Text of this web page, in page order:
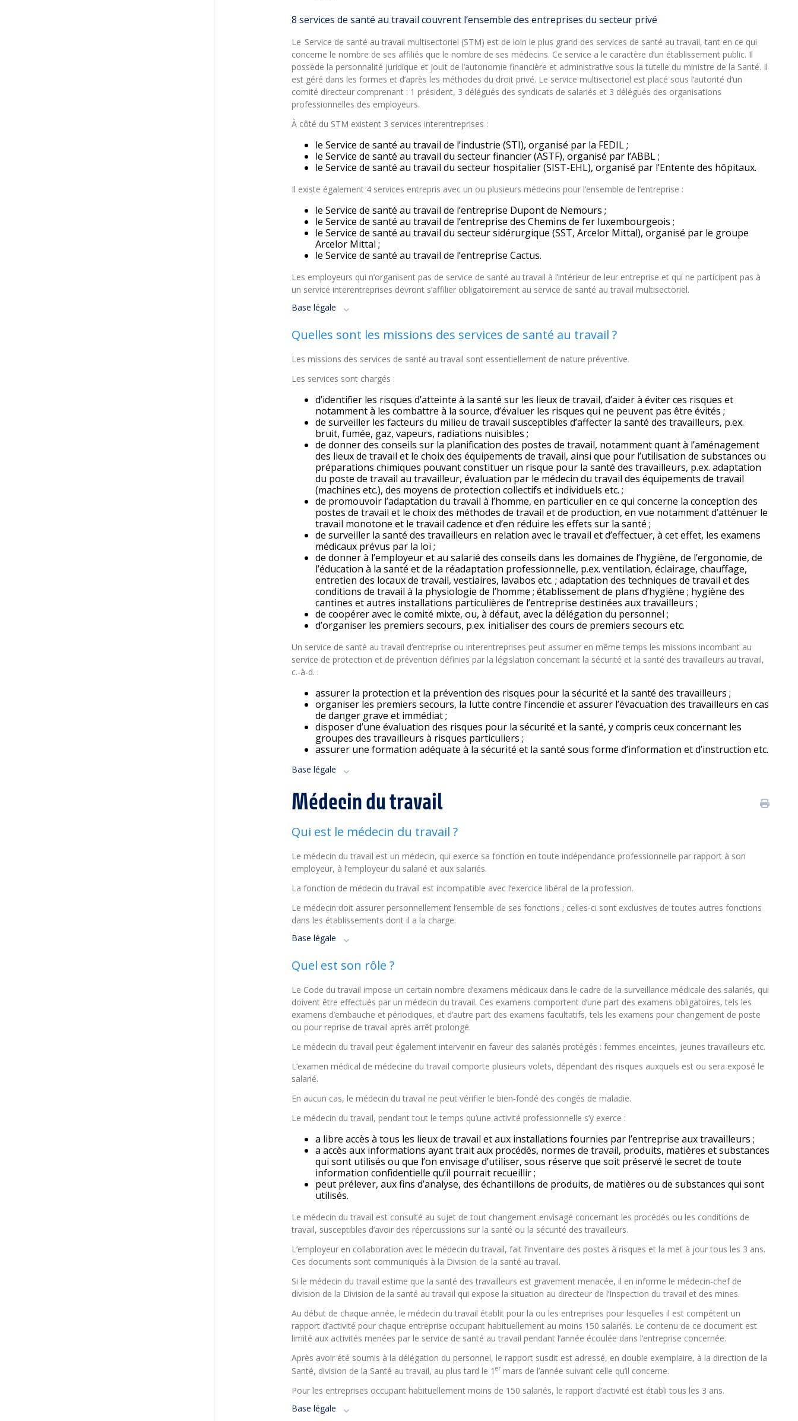
8 services de santé au travail couvrent l’ensemble des entreprises du secteur privé
Le Service de santé au travail multisectoriel (STM) est de loin le plus grand des services de santé au travail, tant en ce qui
concerne le nombre de ses affiliés que le nombre de ses médecins. Ce service a le caractère d’un établissement public. Il
possède la personnalité juridique et jouit de l’autonomie financière et administrative sous la tutelle du ministre de la Santé. Il
est géré dans les formes et d’après les méthodes du droit privé. Le service multisectoriel est placé sous l’autorité d’un
comité directeur comprenant : 1 président, 3 délégués des syndicats de salariés et 3 délégués des organisations
professionnelles des employeurs.
À côté du STM existent 3 services interentreprises :
le Service de santé au travail de l’industrie (STI), organisé par la FEDIL ;
le Service de santé au travail du secteur financier (ASTF), organisé par l’ABBL ;
le Service de santé au travail du secteur hospitalier (SIST-EHL), organisé par l’Entente des hôpitaux.
Il existe également 4 services entrepris avec un ou plusieurs médecins pour l’ensemble de l’entreprise :
le Service de santé au travail de l’entreprise Dupont de Nemours ;
le Service de santé au travail de l’entreprise des Chemins de fer luxembourgeois ;
le Service de santé au travail du secteur sidérurgique (SST, Arcelor Mittal), organisé par le groupe
Arcelor Mittal ;
le Service de santé au travail de l’entreprise Cactus.
Les employeurs qui n’organisent pas de service de santé au travail à l’intérieur de leur entreprise et qui ne participent pas à
un service interentreprises devront s’affilier obligatoirement au service de santé au travail multisectoriel.
Base légale
Quelles sont les missions des services de santé au travail ?
Les missions des services de santé au travail sont essentiellement de nature préventive.
Les services sont chargés :
d’identifier les risques d’atteinte à la santé sur les lieux de travail, d’aider à éviter ces risques et
notamment à les combattre à la source, d’évaluer les risques qui ne peuvent pas être évités ;
de surveiller les facteurs du milieu de travail susceptibles d’affecter la santé des travailleurs, p.ex.
bruit, fumée, gaz, vapeurs, radiations nuisibles ;
de donner des conseils sur la planification des postes de travail, notamment quant à l’aménagement
des lieux de travail et le choix des équipements de travail, ainsi que pour l’utilisation de substances ou
préparations chimiques pouvant constituer un risque pour la santé des travailleurs, p.ex. adaptation
du poste de travail au travailleur, évaluation par le médecin du travail des équipements de travail
(machines etc.), des moyens de protection collectifs et individuels etc. ;
de promouvoir l’adaptation du travail à l’homme, en particulier en ce qui concerne la conception des
postes de travail et le choix des méthodes de travail et de production, en vue notamment d’atténuer le
travail monotone et le travail cadence et d’en réduire les effets sur la santé ;
de surveiller la santé des travailleurs en relation avec le travail et d’effectuer, à cet effet, les examens
médicaux prévus par la loi ;
de donner à l’employeur et au salarié des conseils dans les domaines de l’hygiène, de l’ergonomie, de
l’éducation à la santé et de la réadaptation professionnelle, p.ex. ventilation, éclairage, chauffage,
entretien des locaux de travail, vestiaires, lavabos etc. ; adaptation des techniques de travail et des
conditions de travail à la physiologie de l’homme ; établissement de plans d’hygiène ; hygiène des
cantines et autres installations particulières de l’entreprise destinées aux travailleurs ;
de coopérer avec le comité mixte, ou, à défaut, avec la délégation du personnel ;
d’organiser les premiers secours, p.ex. initialiser des cours de premiers secours etc.
Un service de santé au travail d’entreprise ou interentreprises peut assumer en même temps les missions incombant au
service de protection et de prévention définies par la législation concernant la sécurité et la santé des travailleurs au travail,
c.-à-d. :
assurer la protection et la prévention des risques pour la sécurité et la santé des travailleurs ;
organiser les premiers secours, la lutte contre l’incendie et assurer l’évacuation des travailleurs en cas
de danger grave et immédiat ;
disposer d’une évaluation des risques pour la sécurité et la santé, y compris ceux concernant les
groupes des travailleurs à risques particuliers ;
assurer une formation adéquate à la sécurité et la santé sous forme d’information et d’instruction etc.
Base légale
Médecin du travail
Qui est le médecin du travail ?
Le médecin du travail est un médecin, qui exerce sa fonction en toute indépendance professionnelle par rapport à son
employeur, à l’employeur du salarié et aux salariés.
La fonction de médecin du travail est incompatible avec l’exercice libéral de la profession.
Le médecin doit assurer personnellement l’ensemble de ses fonctions ; celles-ci sont exclusives de toutes autres fonctions
dans les établissements dont il a la charge.
Base légale
Quel est son rôle ?
Le Code du travail impose un certain nombre d’examens médicaux dans le cadre de la surveillance médicale des salariés, qui
doivent être effectués par un médecin du travail. Ces examens comportent d’une part des examens obligatoires, tels les
examens d’embauche et périodiques, et d’autre part des examens facultatifs, tels les examens pour changement de poste
ou pour reprise de travail après arrêt prolongé.
Le médecin du travail peut également intervenir en faveur des salariés protégés : femmes enceintes, jeunes travailleurs etc.
L’examen médical de médecine du travail comporte plusieurs volets, dépendant des risques auxquels est ou sera exposé le
salarié.
En aucun cas, le médecin du travail ne peut vérifier le bien-fondé des congés de maladie.
Le médecin du travail, pendant tout le temps qu’une activité professionnelle s’y exerce :
a libre accès à tous les lieux de travail et aux installations fournies par l’entreprise aux travailleurs ;
a accès aux informations ayant trait aux procédés, normes de travail, produits, matières et substances
qui sont utilisés ou que l’on envisage d’utiliser, sous réserve que soit préservé le secret de toute
information confidentielle qu’il pourrait recueillir ;
peut prélever, aux fins d’analyse, des échantillons de produits, de matières ou de substances qui sont
utilisés.
Le médecin du travail est consulté au sujet de tout changement envisagé concernant les procédés ou les conditions de
travail, susceptibles d’avoir des répercussions sur la santé ou la sécurité des travailleurs.
L’employeur en collaboration avec le médecin du travail, fait l’inventaire des postes à risques et la met à jour tous les 3 ans.
Ces documents sont communiqués à la Division de la santé au travail.
Si le médecin du travail estime que la santé des travailleurs est gravement menacée, il en informe le médecin-chef de
division de la Division de la santé au travail qui expose la situation au directeur de l’Inspection du travail et des mines.
Au début de chaque année, le médecin du travail établit pour la ou les entreprises pour lesquelles il est compétent un
rapport d’activité pour chaque entreprise occupant habituellement au moins 150 salariés. Le contenu de ce document est
limité aux activités menées par le service de santé au travail pendant l’année écoulée dans l’entreprise concernée.
Après avoir été soumis à la délégation du personnel, le rapport susdit est adressé, en double exemplaire, à la direction de la
Santé, division de la Santé au travail, au plus tard le 1 er mars de l’année suivant celle qu’il concerne.
Pour les entreprises occupant habituellement moins de 150 salariés, le rapport d’activité est établi tous les 3 ans.
Base légale